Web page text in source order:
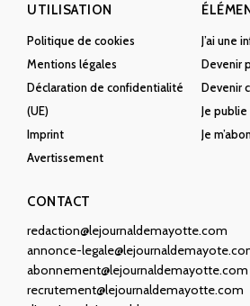
UTILISATION
Politique de cookies
Mentions légales
Déclaration de confidentialité
(UE)
Imprint
Avertissement
J’ai une
Devenir
Devenir
Je
Je
CONTACT
redaction@lejournaldemayotte.com
annonce-
abonnement@lejournaldemayotte.com
recrutement@lejournaldemayotte.com